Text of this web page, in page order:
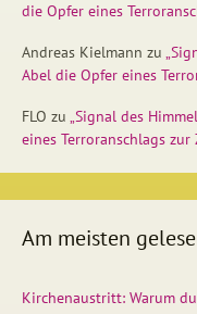
die Opfer eines
Andreas Kielmann zu
Abel die Opfer eines
FLO zu „Signal des
eines Terroranschlags
Am meisten
Kirchenaustritt: Warum